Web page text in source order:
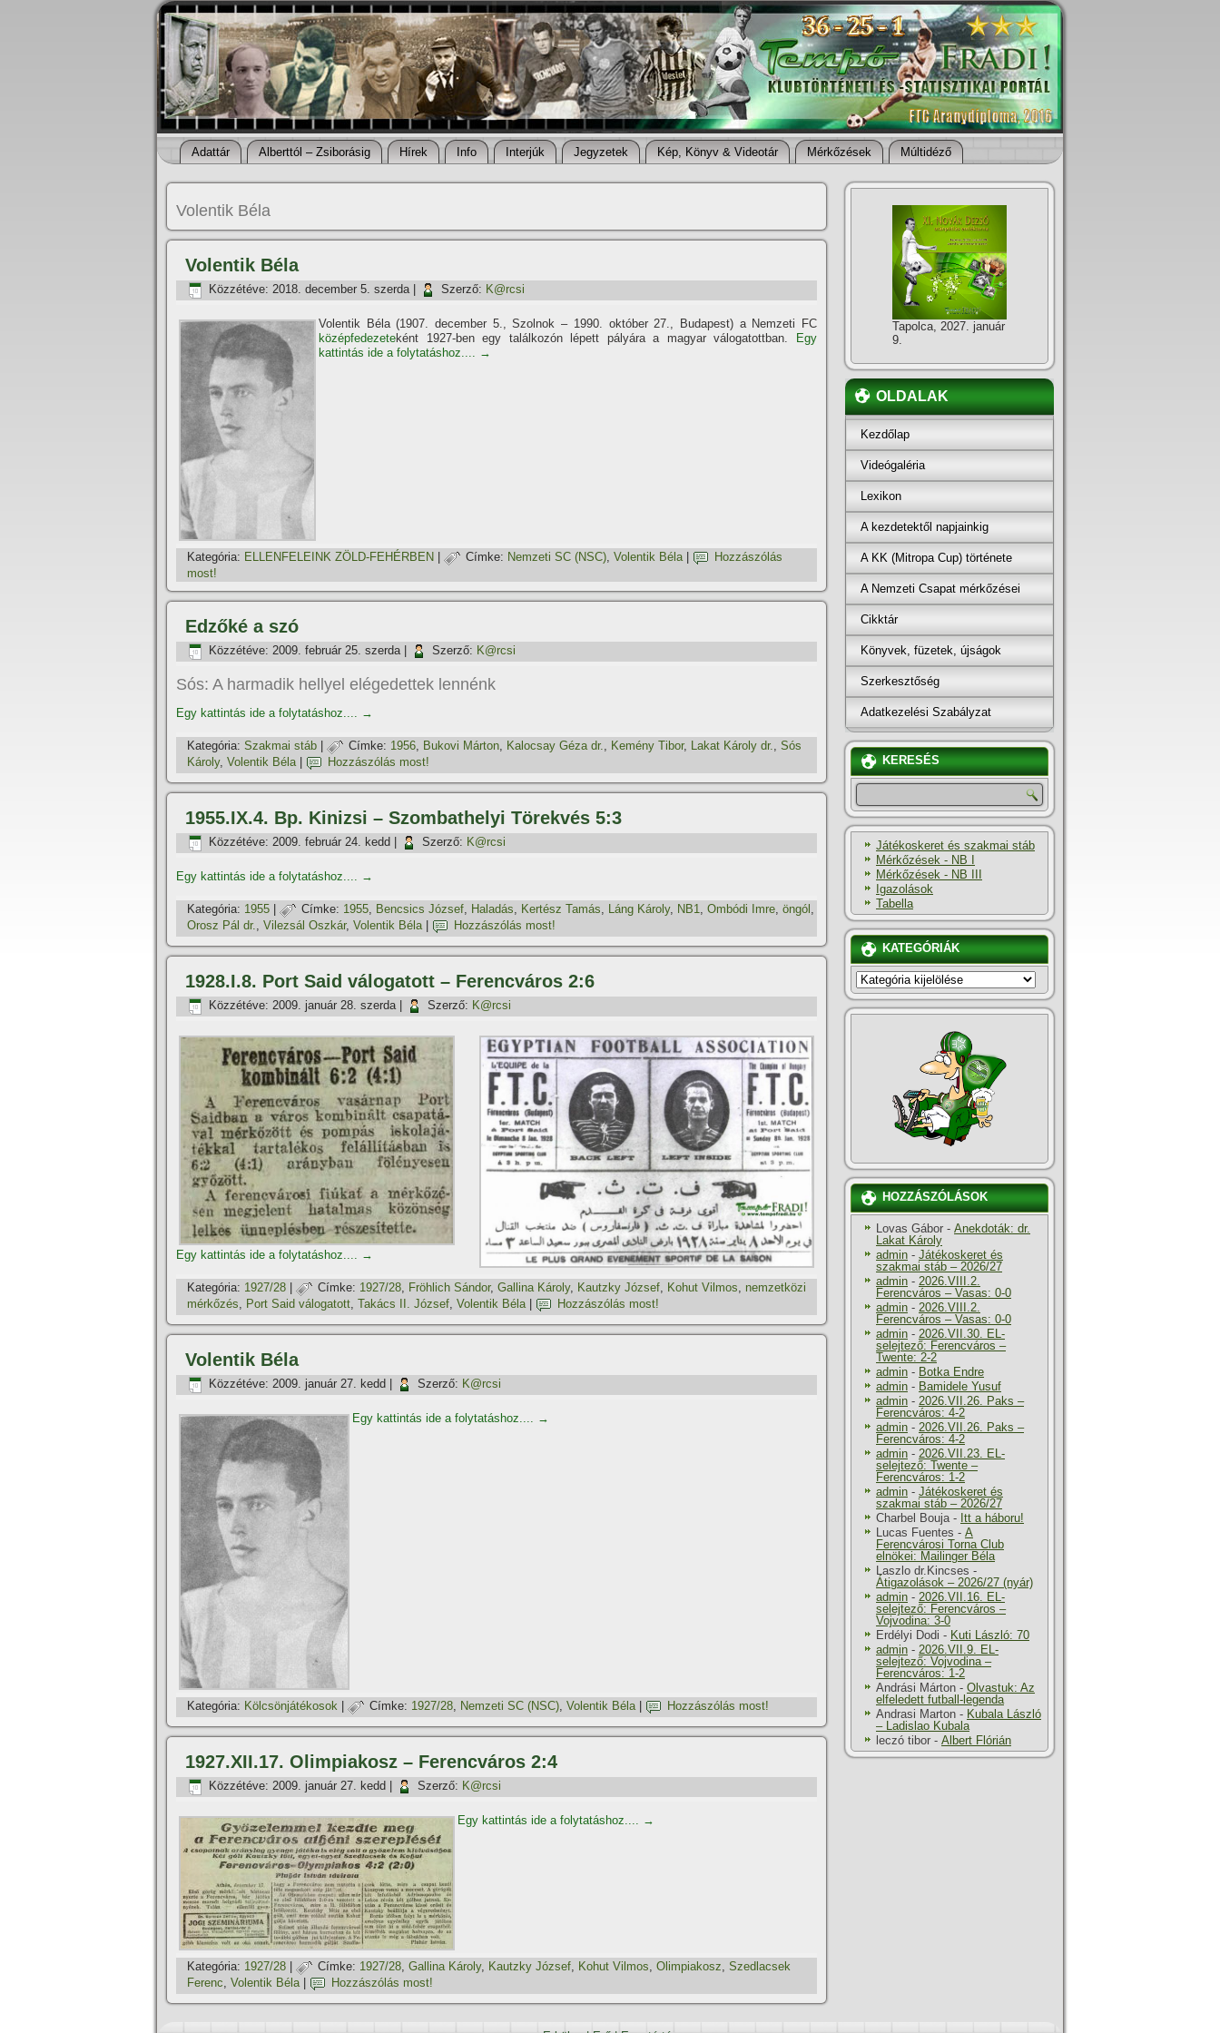
Adattár Alberttól – Zsiborásig Hí­rek Info Interjúk Jegyzetek Kép, Könyv & Videotár Mérkőzések Múltidéző
Volentik Béla
Volentik Béla
Közzétéve: 2018. december 5. szerda| Szerző: K@rcsi
Volentik Béla (1907. december 5., Szolnok – 1990. október 27., Budapest) a Nemzeti FC
középfedezeteként 1927-ben egy találkozón lépett pályára a magyar válogatottban.
Egy
kattintás ide a folytatáshoz.... →
Kategória: ELLENFELEINK ZÖLD-FEHÉRBEN Címke: Nemzeti SC (NSC), Volentik Béla|
Hozzászólás
most!
Edzőké a szó
Közzétéve: 2009. február 25. szerda| Szerző: K@rcsi
Sós: A harmadik hellyel elégedettek lennénk
Egy kattintás ide a folytatáshoz.... →
Kategória: Szakmai stáb Címke: 1956, Bukovi Márton, Kalocsay Géza dr., Kemény Tibor, Lakat Károly dr., Sós
Károly, Volentik Béla| Hozzászólás most!
1955.IX.4. Bp. Kinizsi – Szombathelyi Törekvés 5:3
Közzétéve: 2009. február 24. kedd Szerző: K@rcsi
Egy kattintás ide a folytatáshoz.... →
Kategória: 1955 Címke: 1955, Bencsics József, Haladás, Kertész Tamás, Láng Károly, NB1, Ombódi Imre, öngól ,
Orosz Pál dr., Vilezsál Oszkár, Volentik Béla| Hozzászólás most!
1928.I.8. Port Said válogatott – Ferencváros 2:6
Közzétéve: 2009. január 28. szerda| Szerző: K@rcsi
Egy kattintás ide a folytatáshoz.... →
Kategória: 1927/28 Címke: 1927/28, Fröhlich Sándor, Gallina Károly, Kautzky József, Kohut Vilmos, nemzetközi
mérkőzés, Port Said válogatott, Takács II. József, Volentik Béla| Hozzászólás most!
Volentik Béla
Közzétéve: 2009. január 27. kedd Szerző: K@rcsi
Egy kattintás ide a folytatáshoz.... →
Kategória: Kölcsönjátékosok Címke: 1927/28, Nemzeti SC (NSC), Volentik Béla| Hozzászólás most!
1927.XII.17. Olimpiakosz – Ferencváros 2:4
Közzétéve: 2009. január 27. kedd Szerző: K@rcsi
Egy kattintás ide a folytatáshoz.... →
Kategória: 1927/28 Címke: 1927/28, Gallina Károly, Kautzky József, Kohut Vilmos, Olimpiakosz, Szedlacsek
Ferenc, Volentik Béla| Hozzászólás most!
Tapolca, 2027. január
9.
OLDALAK
Kezdőlap
Videógaléria
Lexikon
A kezdetektől napjainkig
A KK (Mitropa Cup) története
A Nemzeti Csapat mérkőzései
Cikktár
Könyvek, füzetek, újságok
Szerkesztőség
Adatkezelési Szabályzat
KERESÉS
Játékoskeret és szakmai stáb
Mérkőzések - NB I
Mérkőzések - NB III
Igazolások
Tabella
KATEGÓRIÁK
KATEGÓRIÁK
HOZZÁSZÓLÁSOK
Lovas Gábor - Anekdoták: dr.
Lakat Károly
admin - Játékoskeret és
szakmai stáb – 2026/27
admin - 2026.VIII.2.
Ferencváros – Vasas: 0-0
admin - 2026.VIII.2.
Ferencváros – Vasas: 0-0
admin - 2026.VII.30. EL-
selejtező: Ferencváros –
Twente: 2-2
admin - Botka Endre
admin - Bamidele Yusuf
admin - 2026.VII.26. Paks –
Ferencváros: 4-2
admin - 2026.VII.26. Paks –
Ferencváros: 4-2
admin - 2026.VII.23. EL-
selejtező: Twente –
Ferencváros: 1-2
admin - Játékoskeret és
szakmai stáb – 2026/27
Charbel Bouja- Itt a háboru!
Lucas Fuentes - A
Ferencvárosi Torna Club
elnökei: Mailinger Béla
Laszlo dr.Kincses -
Átigazolások – 2026/27 (nyár)
admin - 2026.VII.16. EL-
selejtező: Ferencváros –
Vojvodina: 3-0
Erdélyi Dodi - Kuti László: 70
admin - 2026.VII.9. EL-
selejtező: Vojvodina –
Ferencváros: 1-2
Andrási Márton - Olvastuk: Az
elfeledett futball-legenda
Andrasi Marton - Kubala László
– Ladislao Kubala
leczó tibor - Albert Flórián